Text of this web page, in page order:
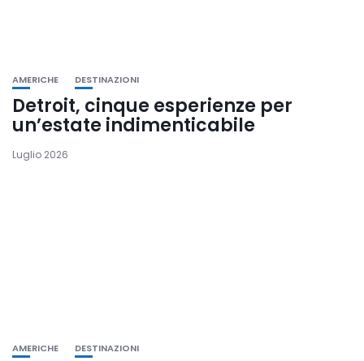
AMERICHE DESTINAZIONI
Detroit, cinque esperienze per
un’estate indimenticabile
Luglio 2026
AMERICHE DESTINAZIONI